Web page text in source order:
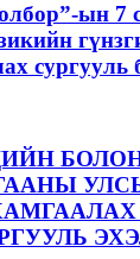
ын 7